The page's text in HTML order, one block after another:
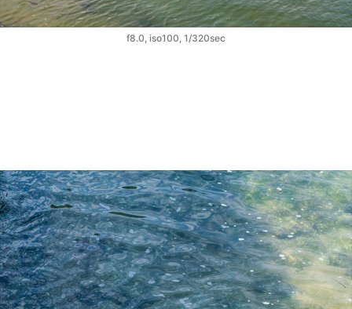
f8.0, iso100, 1/320sec